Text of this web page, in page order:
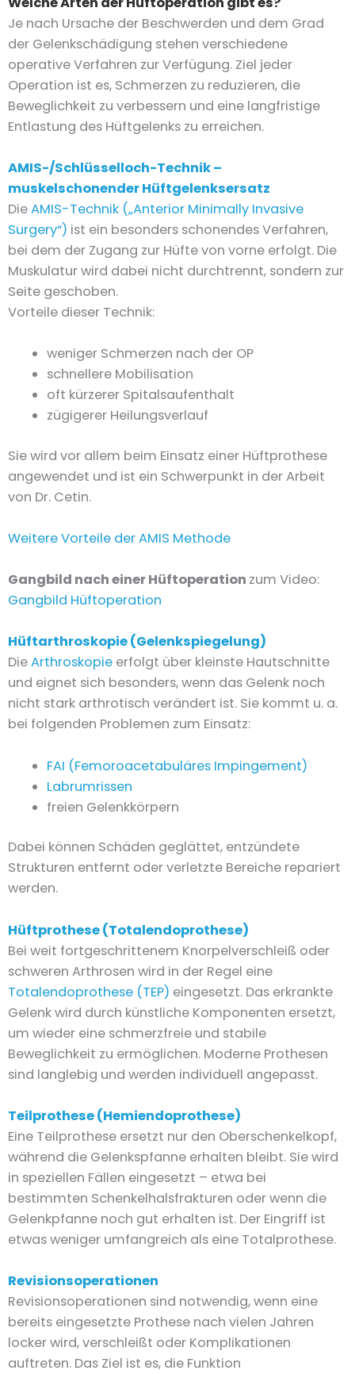
Je nach Ursache der Beschwerden und dem Grad
der Gelenkschädigung stehen verschiedene
operative Verfahren zur Verfügung. Ziel jeder
Operation ist es, Schmerzen zu reduzieren, die
Beweglichkeit zu verbessern und eine langfristige
Entlastung des Hüftgelenks zu erreichen.
AMIS-/Schlüsselloch-Technik –
muskelschonender Hüftgelenksersatz
DieAMIS-Technik („Anterior Minimally Invasive
Surgery“) ist ein besonders schonendes Verfahren,
bei dem der Zugang zur Hüfte von vorne erfolgt. Die
Muskulatur wird dabei nicht durchtrennt, sondern zur
Seite geschoben.
Vorteile dieser Technik:
weniger Schmerzen nach der OP
schnellere Mobilisation
oft kürzerer Spitalsaufenthalt
zügigerer Heilungsverlauf
Sie wird vor allem beim Einsatz einer Hüftprothese
angewendet und ist ein Schwerpunkt in der Arbeit
von Dr. Cetin.
Weitere Vorteile der AMIS Methode
Gangbild nach einer Hüftoperation zum Video:
Gangbild Hüftoperation
Hüftarthroskopie (Gelenkspiegelung)
DieArthroskopie erfolgt über kleinste Hautschnitte
und eignet sich besonders, wenn das Gelenk noch
nicht stark arthrotisch verändert ist. Sie kommt u. a.
bei folgenden Problemen zum Einsatz:
FAI (Femoroacetabuläres Impingement)
Labrumrissen
freien Gelenkkörpern
Dabei können Schäden geglättet, entzündete
Strukturen entfernt oder verletzte Bereiche repariert
werden.
Hüftprothese (Totalendoprothese)
Bei weit fortgeschrittenem Knorpelverschleiß oder
schweren Arthrosen wird in der Regel eine
Totalendoprothese (TEP) eingesetzt. Das erkrankte
Gelenk wird durch künstliche Komponenten ersetzt,
um wieder eine schmerzfreie und stabile
Beweglichkeit zu ermöglichen. Moderne Prothesen
sind langlebig und werden individuell angepasst.
Teilprothese (Hemiendoprothese)
Eine Teilprothese ersetzt nur den Oberschenkelkopf,
während die Gelenkspfanne erhalten bleibt. Sie wird
in speziellen Fällen eingesetzt – etwa bei
bestimmten Schenkelhalsfrakturen oder wenn die
Gelenkpfanne noch gut erhalten ist. Der Eingriff ist
etwas weniger umfangreich als eine Totalprothese.
Revisionsoperationen
Revisionsoperationen sind notwendig, wenn eine
bereits eingesetzte Prothese nach vielen Jahren
locker wird, verschleißt oder Komplikationen
auftreten. Das Ziel ist es, die Funktion